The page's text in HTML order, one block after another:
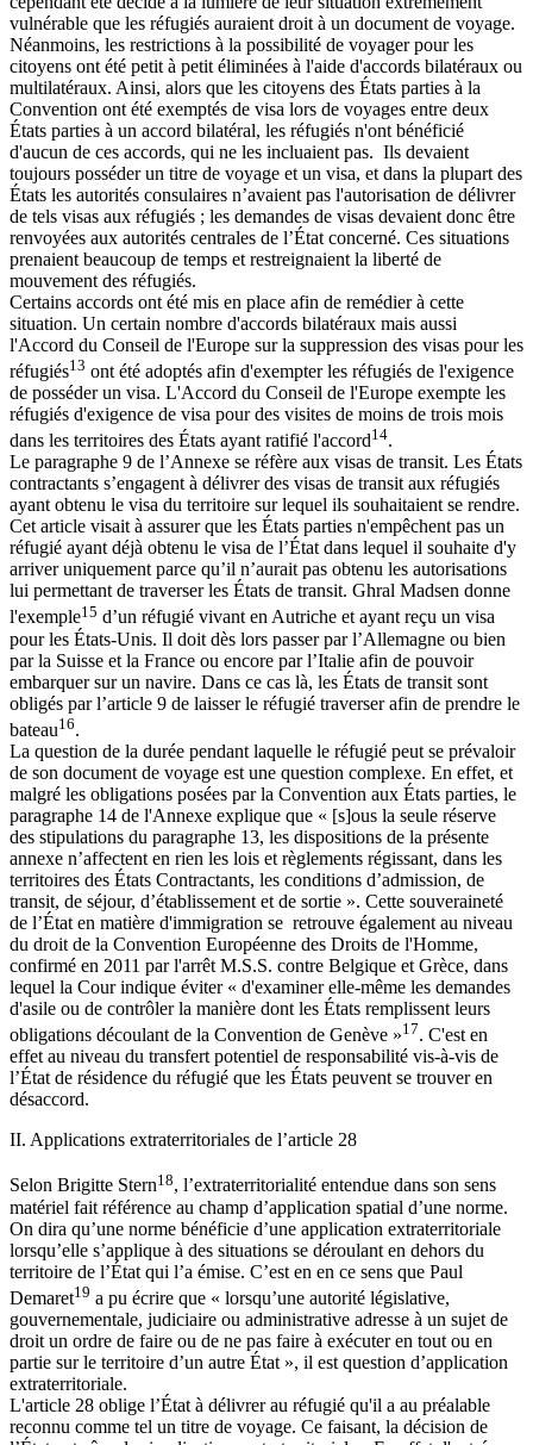
vulnérable que les réfugiés auraient droit à un document de voyage.
Néanmoins, les restrictions à la possibilité de voyager pour les
citoyens ont été petit à petit éliminées à l'aide d'accords bilatéraux ou
multilatéraux. Ainsi, alors que les citoyens des États parties à la
Convention ont été exemptés de visa lors de voyages entre deux
États parties à un accord bilatéral, les réfugiés n'ont bénéficié
d'aucun de ces accords, qui ne les incluaient pas. Ils devaient
toujours posséder un titre de voyage et un visa, et dans la plupart des
États les autorités consulaires n’avaient pas l'autorisation de délivrer
de tels visas aux réfugiés ; les demandes de visas devaient donc être
renvoyées aux autorités centrales de l’État concerné. Ces situations
prenaient beaucoup de temps et restreignaient la liberté de
mouvement des réfugiés.
Certains accords ont été mis en place afin de remédier à cette
situation. Un certain nombre d'accords bilatéraux mais aussi
l'Accord du Conseil de l'Europe sur la suppression des visas pour les
réfugiés13 ont été adoptés afin d'exempter les réfugiés de l'exigence
de posséder un visa. L'Accord du Conseil de l'Europe exempte les
réfugiés d'exigence de visa pour des visites de moins de trois mois
dans les territoires des États ayant ratifié l'accord14.
Le paragraphe 9 de l’Annexe se réfère aux visas de transit. Les États
contractants s’engagent à délivrer des visas de transit aux réfugiés
ayant obtenu le visa du territoire sur lequel ils souhaitaient se rendre.
Cet article visait à assurer que les États parties n'empêchent pas un
réfugié ayant déjà obtenu le visa de l’État dans lequel il souhaite d'y
arriver uniquement parce qu’il n’aurait pas obtenu les autorisations
lui permettant de traverser les États de transit. Ghral Madsen donne
l'exemple15 d’un réfugié vivant en Autriche et ayant reçu un visa
pour les États-Unis. Il doit dès lors passer par l’Allemagne ou bien
par la Suisse et la France ou encore par l’Italie afin de pouvoir
embarquer sur un navire. Dans ce cas là, les États de transit sont
obligés par l’article 9 de laisser le réfugié traverser afin de prendre le
bateau16.
La question de la durée pendant laquelle le réfugié peut se prévaloir
de son document de voyage est une question complexe. En effet, et
malgré les obligations posées par la Convention aux États parties, le
paragraphe 14 de l'Annexe explique que « [s]ous la seule réserve
des stipulations du paragraphe 13, les dispositions de la présente
annexe n’affectent en rien les lois et règlements régissant, dans les
territoires des États Contractants, les conditions d’admission, de
transit, de séjour, d’établissement et de sortie ». Cette souveraineté
de l’État en matière d'immigration se retrouve également au niveau
du droit de la Convention Européenne des Droits de l'Homme,
confirmé en 2011 par l'arrêt M.S.S. contre Belgique et Grèce, dans
lequel la Cour indique éviter « d'examiner elle-même les demandes
d'asile ou de contrôler la manière dont les États remplissent leurs
obligations découlant de la Convention de Genève »17. C'est en
effet au niveau du transfert potentiel de responsabilité vis-à-vis de
l’État de résidence du réfugié que les États peuvent se trouver en
désaccord.
II. Applications extraterritoriales de l’article 28
Selon Brigitte Stern18, l’extraterritorialité entendue dans son sens
matériel fait référence au champ d’application spatial d’une norme.
On dira qu’une norme bénéficie d’une application extraterritoriale
lorsqu’elle s’applique à des situations se déroulant en dehors du
territoire de l’État qui l’a émise. C’est en en ce sens que Paul
Demaret19 a pu écrire que « lorsqu’une autorité législative,
gouvernementale, judiciaire ou administrative adresse à un sujet de
droit un ordre de faire ou de ne pas faire à exécuter en tout ou en
partie sur le territoire d’un autre État », il est question d’application
extraterritoriale.
L'article 28 oblige l’État à délivrer au réfugié qu'il a au préalable
reconnu comme tel un titre de voyage. Ce faisant, la décision de